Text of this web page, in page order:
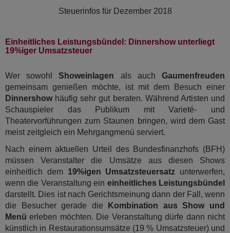
Steuerinfos für Dezember 2018
Einheitliches Leistungsbündel: Dinnershow unterliegt
19%iger Umsatzsteuer
Wer sowohlShoweinlagen als auchGaumenfreuden
gemeinsam genießen möchte, ist mit dem Besuch einer
Dinnershow häufig sehr gut beraten. Während Artisten und
Schauspieler das Publikum mit Varieté- und
Theatervorführungen zum Staunen bringen, wird dem Gast
meist zeitgleich ein Mehrgangmenü serviert.
Nach einem aktuellen Urteil des Bundesfinanzhofs (BFH)
müssen Veranstalter die Umsätze aus diesen Shows
einheitlich dem19%igen Umsatzsteuersatz unterwerfen,
wenn die Veranstaltung ein einheitliches Leistungsbündel
darstellt. Dies ist nach Gerichtsmeinung dann der Fall, wenn
die Besucher gerade die
Kombination aus Show und
Menü erleben möchten. Die Veranstaltung dürfe dann nicht
künstlich in Restaurationsumsätze (19 % Umsatzsteuer) und